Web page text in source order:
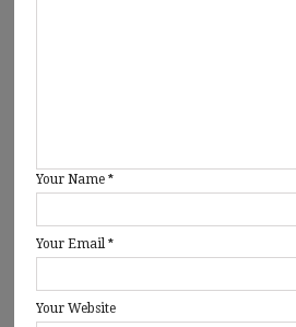
Your Name *
Your Email *
Your Website